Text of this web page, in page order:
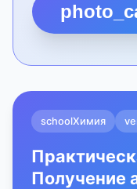
schoolХимия
Получение